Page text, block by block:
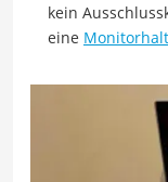
kein
eine